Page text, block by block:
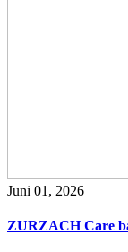
Juni 01, 2026
ZURZACH Care